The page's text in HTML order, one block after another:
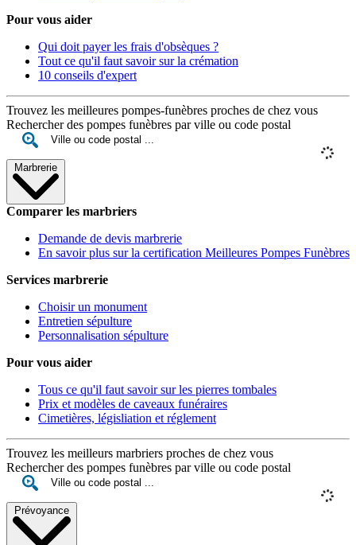
Pour vous aider
Qui doit payer les frais d'obsèques ?
Tout ce qu'il faut savoir sur la crémation
10 conseils d'expert
Trouvez les meilleures pompes-funèbres proches de chez vous
Rechercher des pompes funèbres par ville ou code postal
Marbrerie
Comparer les marbriers
Demande de devis marbrerie
En savoir plus sur la certification Meilleures Pompes Funèbres
Services marbrerie
Choisir un monument
Entretien sépulture
Personnalisation sépulture
Pour vous aider
Tous ce qu'il faut savoir sur les pierres tombales
Prix et modèles de caveaux funéraires
Cimetières, législiation et réglement
Trouvez les meilleurs marbriers proches de chez vous
Rechercher des pompes funèbres par ville ou code postal
Prévoyance